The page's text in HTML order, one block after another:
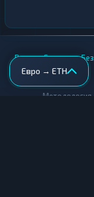
Евро → ETH
Вики • Города •
Методология